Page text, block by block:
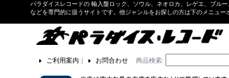
パラダイスレコードの 輸入盤ロック、ソウル、ネオロカ、レゲエ、ブルー
などを専門的に扱うサイトです。他ジャンルをお探しの方は下のメニュー
ご利用案内 ｜ お問合わせ 商品検索: